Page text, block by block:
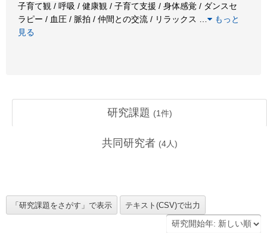
子育て観 / 呼吸 / 健康観 / 子育て支援 / 身体感覚 / ダンスセ
ラピー / 血圧 / 脈拍 / 仲間との交流 / リラックス
もっと
見る
研究課題 (1件)
共同研究者 (4人)